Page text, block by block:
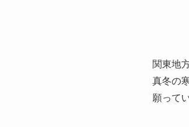
手品
テ
関東地方
真冬の
願って